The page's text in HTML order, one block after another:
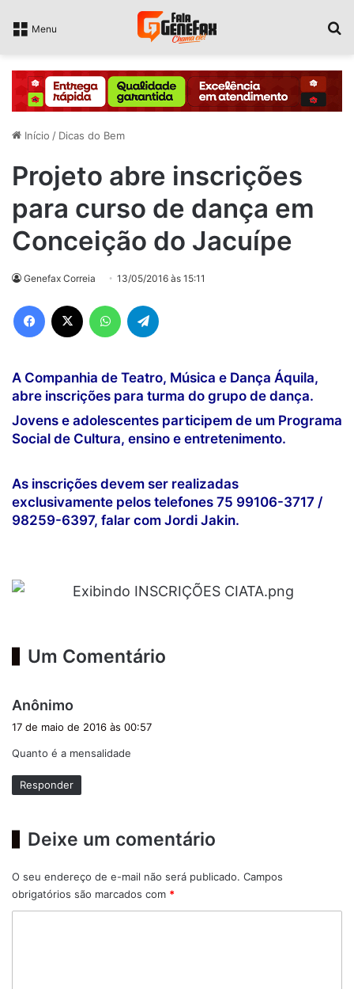
Menu
Início / Dicas do Bem
Projeto abre inscrições
para curso de dança em
Conceição do Jacuípe
Genefax Correia 13/05/2016 às 15:11
Facebook WhatsApp
A Companhia de Teatro, Música e Dança Áquila,
abre inscrições para turma do grupo de dança.
Jovens e adolescentes participem de um Programa
Social de Cultura, ensino e entretenimento.
As inscrições devem ser realizadas
exclusivamente pelos telefones 75 99106-3717 /
98259-6397, falar com Jordi Jakin.
Um Comentário
Anônimo
s
e
:
17 de maio de 2016 às 00:57
Quanto é a mensalidade
Responder
Deixe um comentário
O seu endereço de e-mail não será publicado. Campos
obrigatórios são marcados com *